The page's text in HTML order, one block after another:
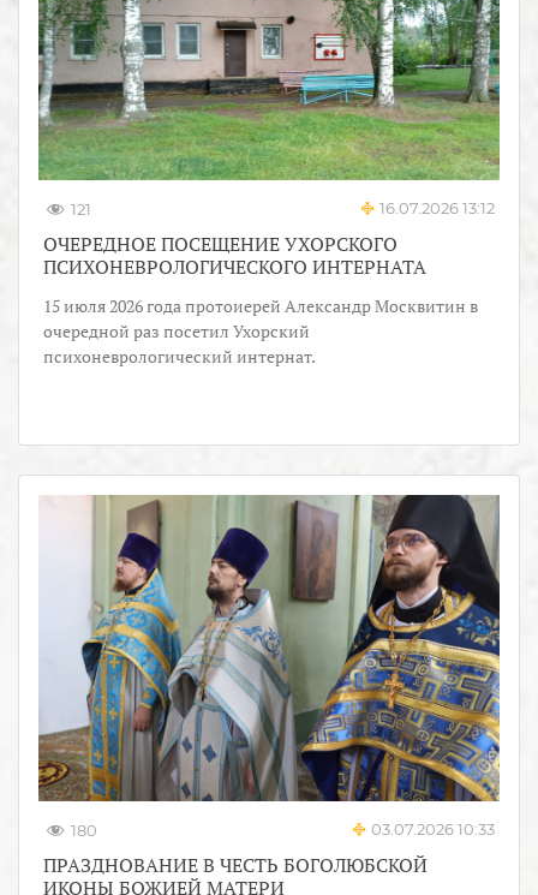
121 16.07.2026 13:12
ОЧЕРЕДНОЕ ПОСЕЩЕНИЕ УХОРСКОГО
ПСИХОНЕВРОЛОГИЧЕСКОГО ИНТЕРНАТА
15 июля 2026 года протоиерей Александр Москвитин в
очередной раз посетил Ухорский
психоневрологический интернат.
180 03.07.2026 10:33
ПРАЗДНОВАНИЕ В ЧЕСТЬ БОГОЛЮБСКОЙ
ИКОНЫ БОЖИЕЙ МАТЕРИ